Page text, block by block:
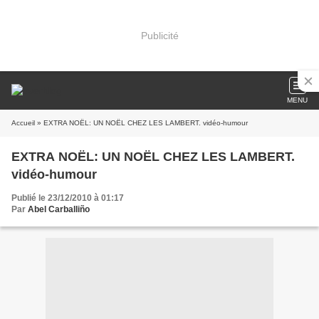
Publicité
MENU
Accueil » EXTRA NOËL: UN NOËL CHEZ LES LAMBERT. vidéo-humour
EXTRA NOËL: UN NOËL CHEZ LES LAMBERT.
vidéo-humour
Publié le 23/12/2010 à 01:17
Par Abel Carballiño